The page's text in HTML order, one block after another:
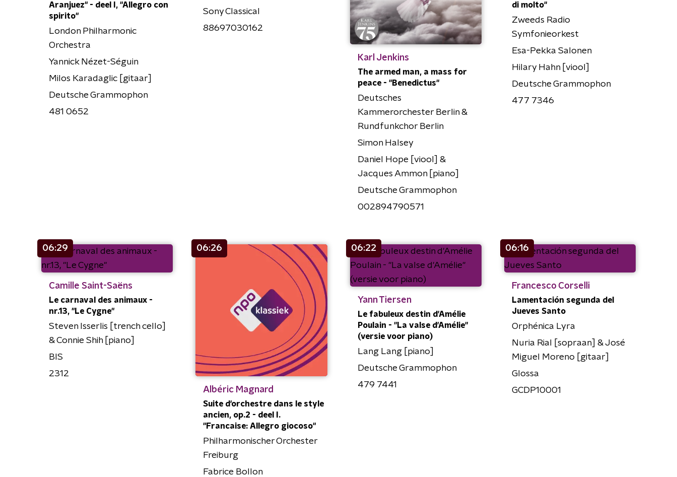
Aranjuez" - deel I, "Allegro con
spirito"
London Philharmonic
Orchestra
Yannick Nézet-Séguin
Milos Karadaglic [gitaar]
Deutsche Grammophon
481 0652
Sony Classical
88697030162
Karl Jenkins
The armed man, a mass for
peace - "Benedictus"
Deutsches
Kammerorchester Berlin &
Rundfunkchor Berlin
Simon Halsey
Daniel Hope [viool] &
Jacques Ammon [piano]
Deutsche Grammophon
002894790571
di molto"
Zweeds Radio
Symfonieorkest
Esa-Pekka Salonen
Hilary Hahn [viool]
Deutsche Grammophon
477 7346
06:29
Camille Saint-Saëns
Le carnaval des animaux -
nr.13, "Le Cygne"
Steven Isserlis [trench cello]
& Connie Shih [piano]
BIS
2312
06:26
Albéric Magnard
Suite d'orchestre dans le style
ancien, op.2 - deel I.
"Francaise: Allegro giocoso"
Philharmonischer Orchester
Freiburg
Fabrice Bollon
06:22
Yann Tiersen
Le fabuleux destin d'Amélie
Poulain - "La valse d'Amélie"
(versie voor piano)
Lang Lang [piano]
Deutsche Grammophon
479 7441
06:16
Francesco Corselli
Lamentación segunda del
Jueves Santo
Orphénica Lyra
Nuria Rial [sopraan] & José
Miguel Moreno [gitaar]
Glossa
GCDP10001